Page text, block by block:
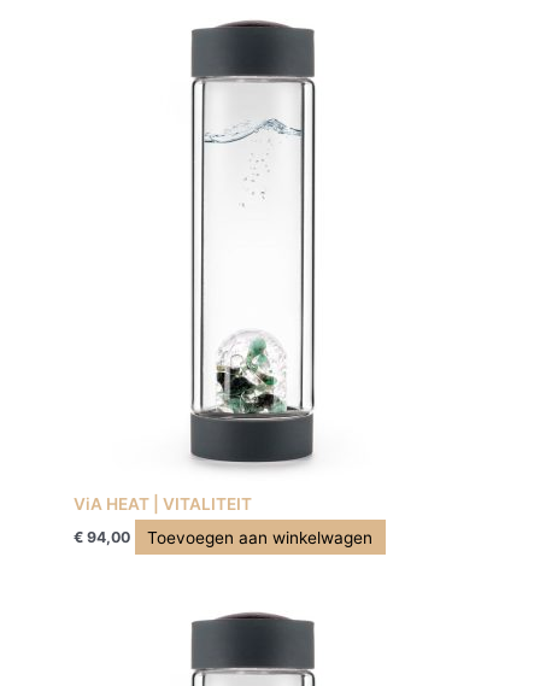
ViA HEAT | VITALITEIT
€ 94,00 Toevoegen aan winkelwagen